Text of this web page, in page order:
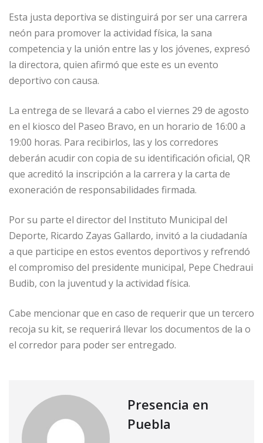
Esta justa deportiva se distinguirá por ser una carrera
neón para promover la actividad física, la sana
competencia y la unión entre las y los jóvenes, expresó
la directora, quien afirmó que este es un evento
deportivo con causa.
La entrega de se llevará a cabo el viernes 29 de agosto
en el kiosco del Paseo Bravo, en un horario de 16:00 a
19:00 horas. Para recibirlos, las y los corredores
deberán acudir con copia de su identificación oficial, QR
que acreditó la inscripción a la carrera y la carta de
exoneración de responsabilidades firmada.
Por su parte el director del Instituto Municipal del
Deporte, Ricardo Zayas Gallardo, invitó a la ciudadanía
a que participe en estos eventos deportivos y refrendó
el compromiso del presidente municipal, Pepe Chedraui
Budib, con la juventud y la actividad física.
Cabe mencionar que en caso de requerir que un tercero
recoja su kit, se requerirá llevar los documentos de la o
el corredor para poder ser entregado.
Presencia en
Puebla